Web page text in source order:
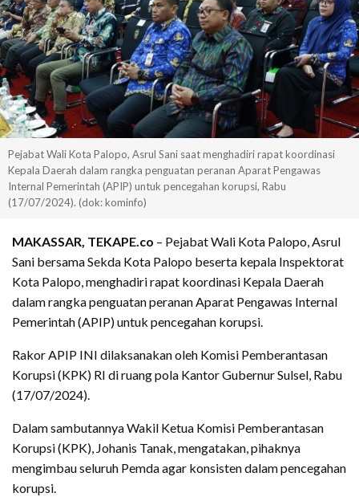
Pejabat Wali Kota Palopo, Asrul Sani saat menghadiri rapat koordinasi
Kepala Daerah dalam rangka penguatan peranan Aparat Pengawas
Internal Pemerintah (APIP) untuk pencegahan korupsi, Rabu
(17/07/2024). (dok: kominfo)
MAKASSAR, TEKAPE.co – Pejabat Wali Kota Palopo, Asrul
Sani bersama Sekda Kota Palopo beserta kepala Inspektorat
Kota Palopo, menghadiri rapat koordinasi Kepala Daerah
dalam rangka penguatan peranan Aparat Pengawas Internal
Pemerintah (APIP) untuk pencegahan korupsi.
Rakor APIP INI dilaksanakan oleh Komisi Pemberantasan
Korupsi (KPK) RI di ruang pola Kantor Gubernur Sulsel, Rabu
(17/07/2024).
Dalam sambutannya Wakil Ketua Komisi Pemberantasan
Korupsi (KPK), Johanis Tanak, mengatakan, pihaknya
mengimbau seluruh Pemda agar konsisten dalam pencegahan
korupsi.